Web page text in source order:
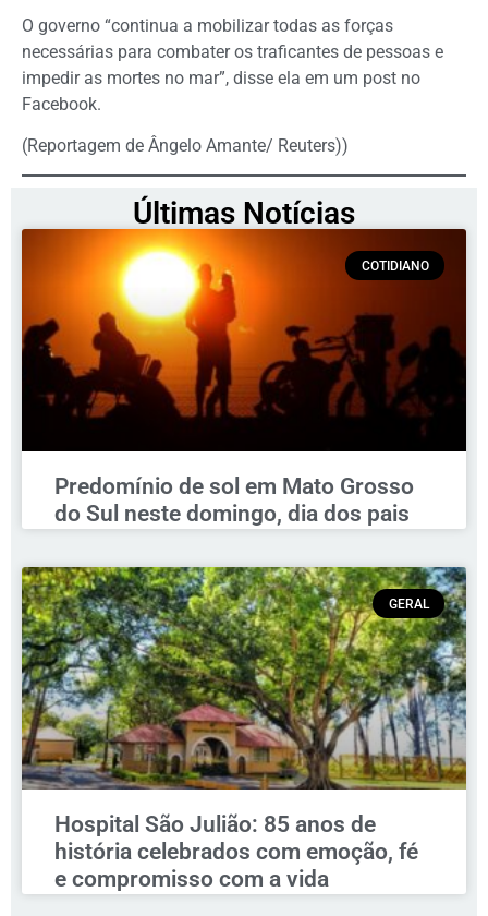
O governo “continua a mobilizar todas as forças
necessárias para combater os traficantes de pessoas e
impedir as mortes no mar”, disse ela em um post no
Facebook.
(Reportagem de Ângelo Amante/ Reuters))
Últimas Notícias
COTIDIANO
Predomínio de sol em Mato Grosso
do Sul neste domingo, dia dos pais
GERAL
Hospital São Julião: 85 anos de
história celebrados com emoção, fé
e compromisso com a vida